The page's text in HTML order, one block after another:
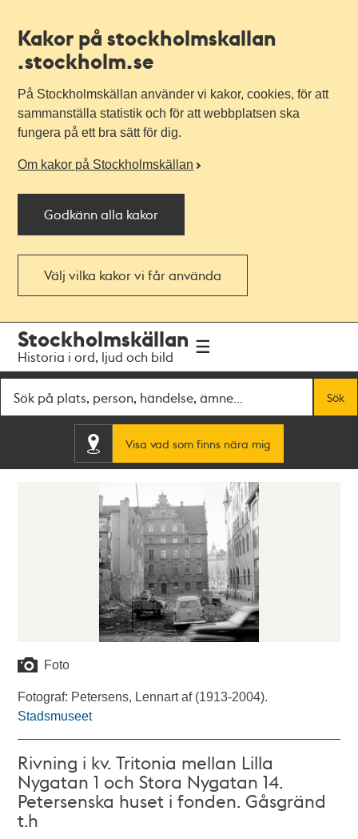
Kakor på stockholmskallan
.stockholm.se
På Stockholmskällan använder vi kakor, cookies, för att
sammanställa statistik och för att webbplatsen ska
fungera på ett bra sätt för dig.
Om kakor på Stockholmskällan
Godkänn alla kakor
Välj vilka kakor vi får använda
navigationen
huvudinnehållet
Stockholmskällan
Historia i ord, ljud och bild
Sök
Visa vad som finns nära mig
Foto
Fotograf: Petersens, Lennart af (1913-2004).
Stadsmuseet
Rivning i kv. Tritonia mellan Lilla
Nygatan 1 och Stora Nygatan 14.
Petersenska huset i fonden. Gåsgränd
t.h